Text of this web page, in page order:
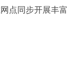
点同步开展丰富